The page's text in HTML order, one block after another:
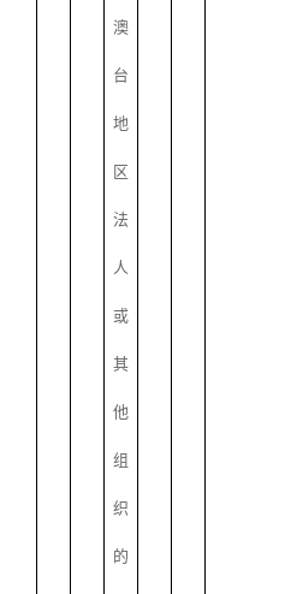
澳
台
地
区
法
人
或
其
他
组
织
的